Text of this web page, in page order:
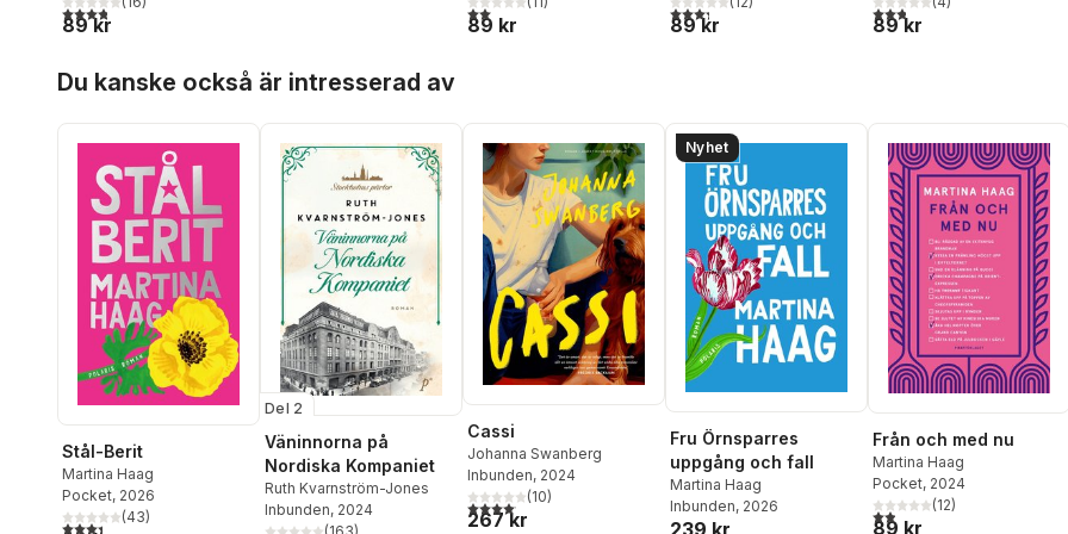
3,8utav 5 stjärnor. Totalt antal röster:
89 kr
2,0utav 5 stjärnor. Totalt antal röster:
89 kr
3,3utav 5 stjärnor. Totalt antal röster:
89 kr
2,8utav 5 stjärnor. Totalt
89 kr
Du kanske också är intresserad av
Stål-Berit
Martina Haag
Pocket, 2026
3,4utav 5 stjärnor. Totalt antal röster:
(43)
Del 2
Väninnorna på
Nordiska Kompaniet
Ruth Kvarnström-Jones
Inbunden, 2024
Cassi
Johanna Swanberg
Inbunden, 2024
4,1utav 5 stjärnor. Totalt antal röster:
(10)
267 kr
Nyhet
Fru Örnsparres
uppgång och fall
Martina Haag
Inbunden, 2026
Från och med nu
Martina Haag
Pocket, 2024
1,9utav 5 stjärnor. Totalt
(12)
89 kr